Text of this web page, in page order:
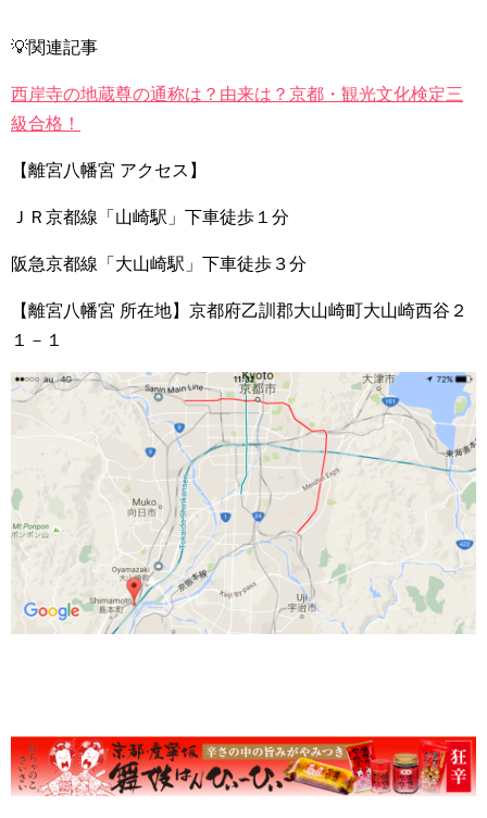
💡関連記事
西岸寺の地蔵尊の通称は？由来は？京都・観光文化検定三
級合格！
【離宮八幡宮 アクセス】
ＪＲ京都線「山崎駅」下車徒歩１分
阪急京都線「大山崎駅」下車徒歩３分
【離宮八幡宮 所在地】京都府乙訓郡大山崎町大山崎西谷２
１－１